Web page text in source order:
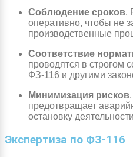
Соблюдение сроков.
оперативно, чтобы не
производственные
Соответствие
проводятся в строгом
ФЗ-116 и другими
Минимизация рисков
предотвращает
остановку
Экспертиза по ФЗ-116